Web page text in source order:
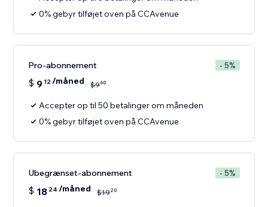
0% gebyr tilføjet oven på CCAvenue
Pro-abonnement - 5%
$ 9 12/måned $960
Accepter op til 50 betalinger om måneden
0% gebyr tilføjet oven på CCAvenue
Ubegrænset-abonnement - 5%
$ 18 24 /måned $1920